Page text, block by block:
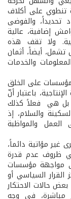
تنطوي على أكلاف
تحديداً، والفوضى
إضافية، عالية
ولا تقف هذه
تشمل، أيضاً، أثمان
والخدمات
على الخلق
باعتبار أنّ
بل هي فعلاً كذلك
والسلام، إذ
والمواظبة
غير مؤاتية دائماً،
في ظروف عدم قدرة
مواجهة مؤسسات
السياسي أو
حالات الاحتكار
مباشرة، في وجه